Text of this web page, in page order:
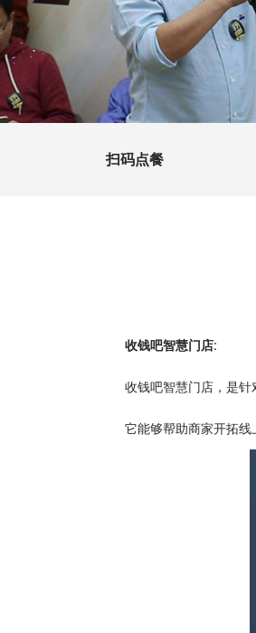
扫码点餐
收钱吧智慧门店:
收钱吧智慧门店，是针
它能够帮助商家开拓线